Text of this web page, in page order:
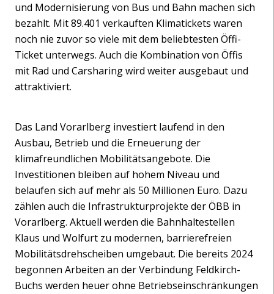
und Modernisierung von Bus und Bahn machen sich
bezahlt. Mit 89.401 verkauften Klimatickets waren
noch nie zuvor so viele mit dem beliebtesten Öffi-
Ticket unterwegs. Auch die Kombination von Öffis
mit Rad und Carsharing wird weiter ausgebaut und
attraktiviert.
Das Land Vorarlberg investiert laufend in den
Ausbau, Betrieb und die Erneuerung der
klimafreundlichen Mobilitätsangebote. Die
Investitionen bleiben auf hohem Niveau und
belaufen sich auf mehr als 50 Millionen Euro. Dazu
zählen auch die Infrastrukturprojekte der ÖBB in
Vorarlberg. Aktuell werden die Bahnhaltestellen
Klaus und Wolfurt zu modernen, barrierefreien
Mobilitätsdrehscheiben umgebaut. Die bereits 2024
begonnen Arbeiten an der Verbindung Feldkirch-
Buchs werden heuer ohne Betriebseinschränkungen